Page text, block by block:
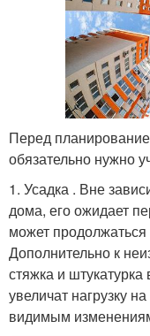
Перед
обязательно нужно
1. Усадка . Вне
дома, его ожидает
может продолжаться
Дополнительно к
стяжка и штукатурка
увеличат нагрузку
видимым